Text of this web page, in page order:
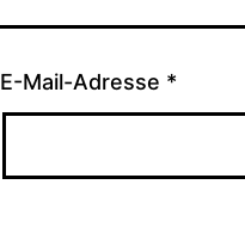
E-Mail-Adresse *